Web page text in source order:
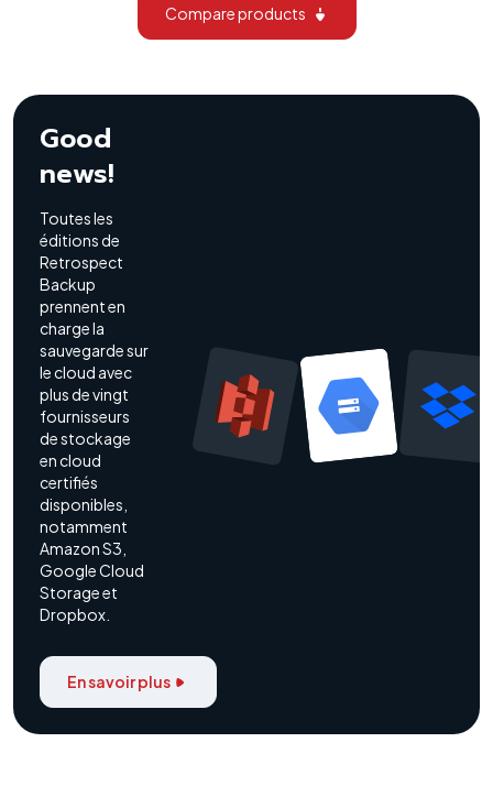
Compare products
Good
news!
Toutes les
éditions de
Retrospect
Backup
prennent en
charge la
sauvegarde sur
le cloud avec
plus de vingt
fournisseurs
de stockage
en cloud
certifiés
disponibles,
notamment
Amazon S3,
Google Cloud
Storage et
Dropbox.
En savoir plus